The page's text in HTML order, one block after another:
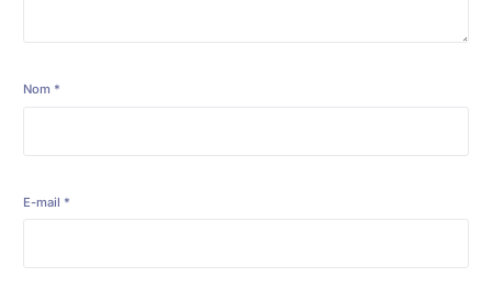
Nom *
E-mail *